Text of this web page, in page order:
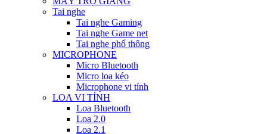
Tai nghe
Tai nghe Gaming
Tai nghe Game net
Tai nghe phổ thông
MICROPHONE
Micro Bluetooth
Micro loa kéo
Microphone vi tính
LOA VI TÍNH
Loa Bluetooth
Loa 2.0
Loa 2.1